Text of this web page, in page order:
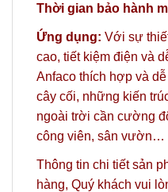
Thời gian bảo hành
Ứng dụng: Với sự
cao, tiết kiệm điện và
Anfaco thích hợp và
cây cối, những kiến
ngoài trời cần cường
công viên, sân vườn…
Thông tin chi tiết sản
hàng, Quý khách vui